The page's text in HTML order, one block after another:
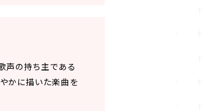
声の持ち主である
かに描いた楽曲を